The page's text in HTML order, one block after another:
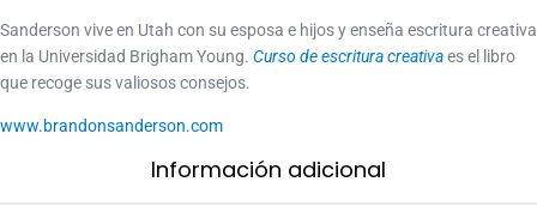
Sanderson vive en Utah con su esposa e hijos y enseña escritura creativa
en la Universidad Brigham Young. Curso de escritura creativaes el libro
que recoge sus valiosos consejos.
www.brandonsanderson.com
Información adicional​